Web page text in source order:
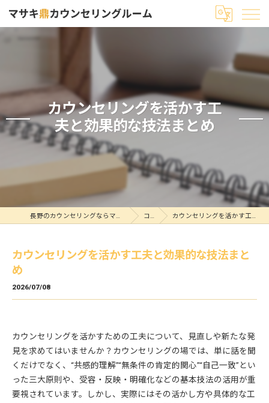
カウンセリングを活かす工
夫と効果的な技法まとめ
長野のカウンセリングならマサキ鼎カウンセリングルーム コラム カウンセリングを活かす工夫と効果的な技法まとめ
カウンセリングを活かす工夫と効果的な技法まと
め
2026/07/08
カウンセリングを活かすための工夫について、見直しや新たな発
見を求めてはいませんか？カウンセリングの場では、単に話を聞
くだけでなく、“共感的理解”“無条件の肯定的関心”“自己一致”とい
った三大原則や、受容・反映・明確化などの基本技法の活用が重
要視されています。しかし、実際にはその活かし方や具体的な工